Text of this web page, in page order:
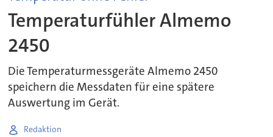
Temperaturfühler Almemo
2450
Die Temperaturmessgeräte Almemo 2450
speichern die Messdaten für eine spätere
Auswertung im Gerät.
Redaktion